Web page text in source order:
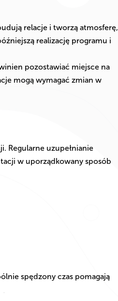
relacje i tworzą atmosferę,
realizację programu i
pozostawiać miejsce na
mogą wymagać zmian w
Regularne uzupełnianie
w uporządkowany sposób
spędzony czas pomagają